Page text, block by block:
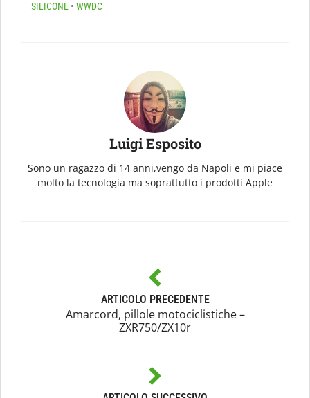
SILICONE • WWDC
Luigi Esposito
Sono un ragazzo di 14 anni,vengo da Napoli e mi piace
molto la tecnologia ma soprattutto i prodotti Apple
ARTICOLO PRECEDENTE
Amarcord, pillole motociclistiche –
ZXR750/ZX10r